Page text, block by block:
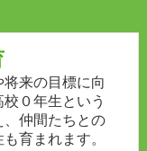
来の目標に向
０年生という
、仲間たちとの
育まれます。